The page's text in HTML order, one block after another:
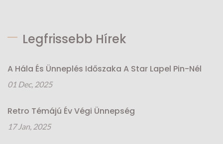
Legfrissebb Hírek
A Hála És Ünneplés Időszaka A Star Lapel Pin-Nél
01 Dec, 2025
Retro Témájú Év Végi Ünnepség
17 Jan, 2025